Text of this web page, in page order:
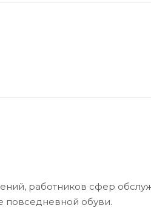
работников сфер
повседневной обуви.